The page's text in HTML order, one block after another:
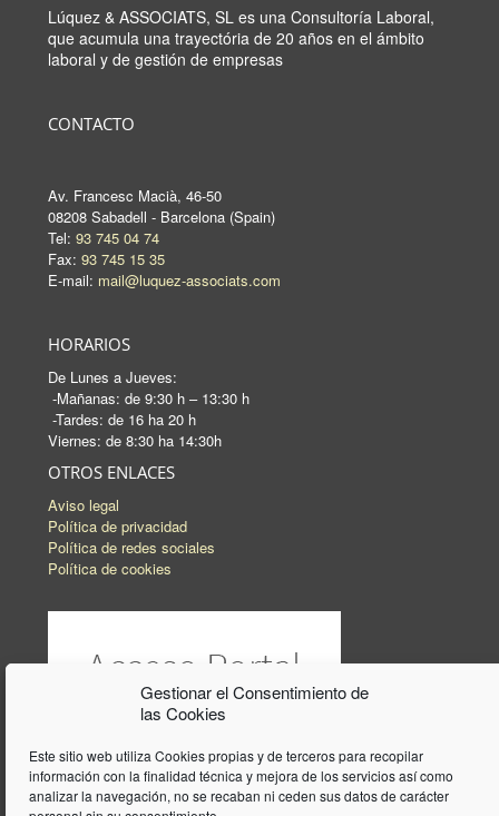
Gestionar el Consentimiento de
las Cookies
Este sitio web utiliza Cookies propias y de terceros para recopilar
información con la finalidad técnica y mejora de los servicios así como
analizar la navegación, no se recaban ni ceden sus datos de carácter
Lúquez & ASSOCIATS, SL es una Consultoría Laboral,
que acumula una trayectória de 20 años en el ámbito
laboral y de gestión de empresas
CONTACTO
Av. Francesc Macià, 46-50
08208 Sabadell - Barcelona (Spain)
Tel: 93 745 04 74
Fax: 93 745 15 35
E-mail: mail@luquez-associats.com
HORARIOS
De Lunes a Jueves:
-Mañanas: de 9:30 h – 13:30 h
-Tardes: de 16 ha 20 h
Viernes: de 8:30 ha 14:30h
OTROS ENLACES
Aviso legal
Política de privacidad
Política de redes sociales
Política de cookies